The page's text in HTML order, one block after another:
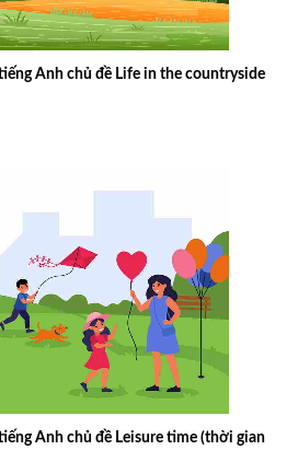
Anh chủ đề Life in the countryside
Anh chủ đề Leisure time (thời gian